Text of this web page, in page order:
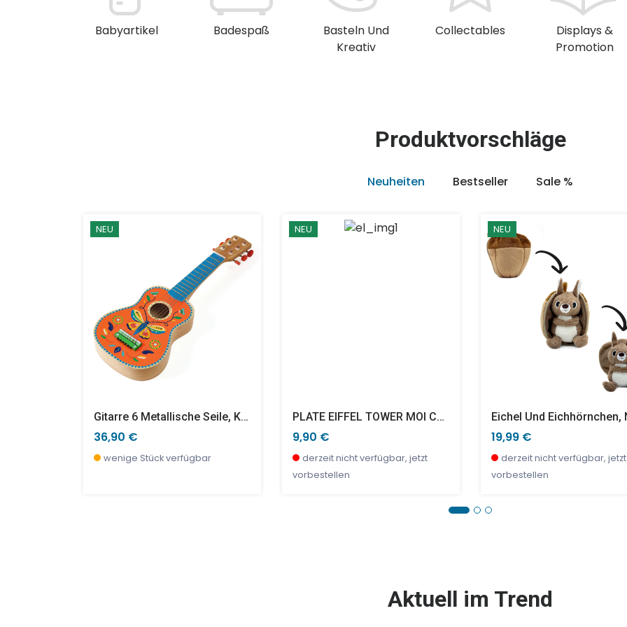
Babyartikel Badespaß
Basteln Und
Kreativ
Collectables
Displays &
Promotion
Produktvorschläge
Neuheiten Bestseller Sale %
NEU
Gitarre 6 Metallische Seile, Kleines Modell
36,90 €
wenige Stück verfügbar
NEU
PLATE EIFFEL TOWER MOI CE QUE J'AIME Ø20cm
9,90 €
derzeit nicht verfügbar, jetzt
vorbestellen
NEU
19,99 €
derzeit nicht verfügbar, jetzt
vorbestellen
Aktuell im Trend